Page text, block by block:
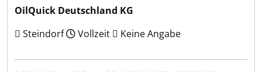
OilQuick Deutschland KG
Steindorf
Vollzeit Keine Angabe